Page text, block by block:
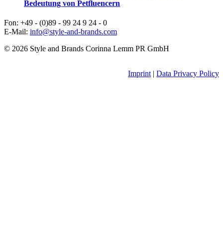
Bedeutung von Petfluencern
Fon: +49 - (0)89 - 99 24 9 24 - 0
E-Mail: info@style-and-brands.com
© 2026 Style and Brands Corinna Lemm PR GmbH
Imprint | Data Privacy Policy